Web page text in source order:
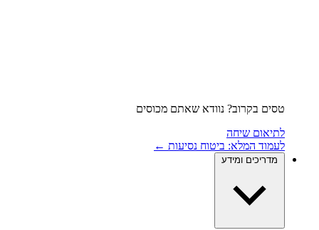
טסים בקרוב? נוודא שאתם מכוסים
לתיאום שיחה
לעמוד המלא: ביטוח נסיעות ←
מדריכים ומידע